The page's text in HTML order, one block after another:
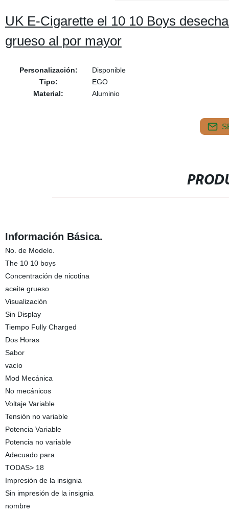
UK E-Cigarette el 10 10 Boys
grueso al por mayor
Personalización:
Disponible
Tipo:
EGO
Material:
Aluminio
Información Básica.
No. de Modelo.
The 10 10 boys
Concentración de nicotina
aceite grueso
Visualización
Sin Display
Tiempo Fully Charged
Dos Horas
Sabor
vacío
Mod Mecánica
No mecánicos
Voltaje Variable
Tensión no variable
Potencia Variable
Potencia no variable
Adecuado para
TODAS> 18
Impresión de la insignia
Sin impresión de la insignia
nombre